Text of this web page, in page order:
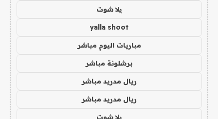
يلا شوت
yalla shoot
مباريات اليوم مباشر
برشلونة مباشر
ريال مدريد مباشر
ريال مدريد مباشر
يلا شوت